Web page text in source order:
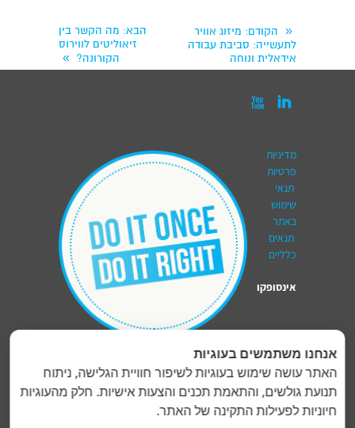
« הקודם: מיזוג אוויר
לתעשייה: סביבת עבודה
אידאלית ונוחה
הבא: מה הקשר בין
זיאוליטים לווירוס
הקורונה? »
 
מדיניות
פרטיות
תנאי
שימוש
באתר
תנאים
כלליים
אינסופקו
טכנולוגיות בע"מ|
Insupco Technologies Ltd
רח' המפלסים 17, קריית אריה, ת.ד 3265, פתח-תקווה,
4951447 | טלפון:
077-8044375
| פקס: 073-
2000381
אנחנו משתמשים בעוגיות
האתר עושה שימוש בעוגיות לשיפור חוויית הגלישה, ניתוח
תנועת גולשים, והתאמת תכנים והצעות אישיות. חלק מהעוגיות
חיוניות לפעילות התקינה של האתר.